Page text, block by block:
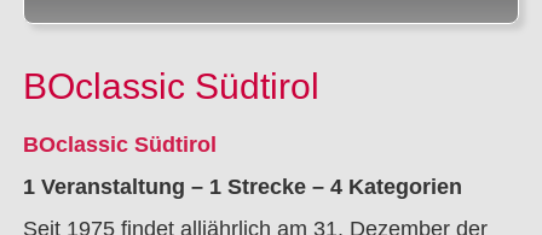
BOclassic Südtirol
BOclassic Südtirol
1 Veranstaltung – 1 Strecke – 4 Kategorien
Seit 1975 findet alljährlich am 31. Dezember der